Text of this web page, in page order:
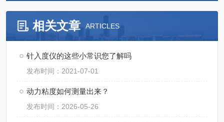
相关文章 ARTICLES
针入度仪的这些小常识您了解吗
发布时间：2021-07-01
动力粘度如何测量出来？
发布时间：2026-05-26